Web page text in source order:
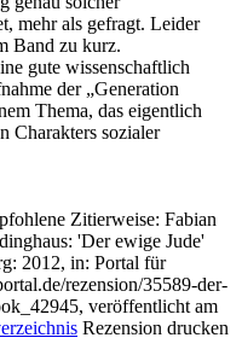
mehr als gefragt. Leider
Band zu kurz.
gute wissenschaftlich
der „Generation
Thema, das eigentlich
Charakters sozialer
Zitierweise: Fabian
: 'Der ewige Jude'
2012, in: Portal für
rezension/35589-der-
veröffentlicht am
Rezension drucken